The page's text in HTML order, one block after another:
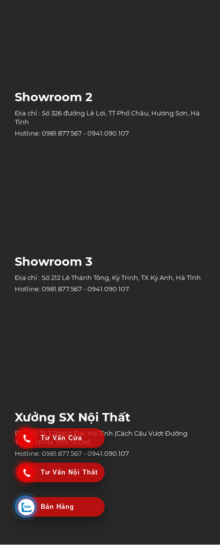
Showroom 2
Địa chỉ : Số 326 đường Lê Lợi, TT Phố Châu, Hương Sơn, Hà
Tĩnh
Hotline: 0981.877.567 - 0941.090.107
Showroom 3
Địa chỉ : Số 212 Lê Thánh Tông, Kỳ Trinh, TX Kỳ Anh, Hà Tĩnh
Hotline: 0981.877.567 - 0941.090.107
Xưởng SX Nội Thất
Địa chỉ: TL3 Thạch Đài, Hà Tĩnh (Cách Cầu Vượt Đường
Tránh TP Hà Tĩnh 500M)
Hotline: 0981.877.567 - 0941.090.107
Tư Vấn Cửa
Tư Vấn Nội Thất
Bán Hàng